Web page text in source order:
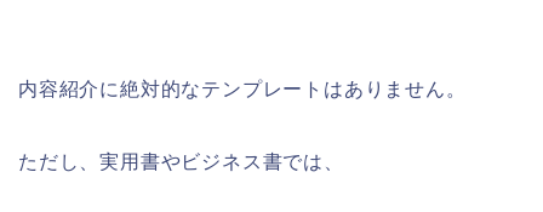
内容紹介に絶対的なテンプレートはありません。
ただし、実用書やビジネス書では、